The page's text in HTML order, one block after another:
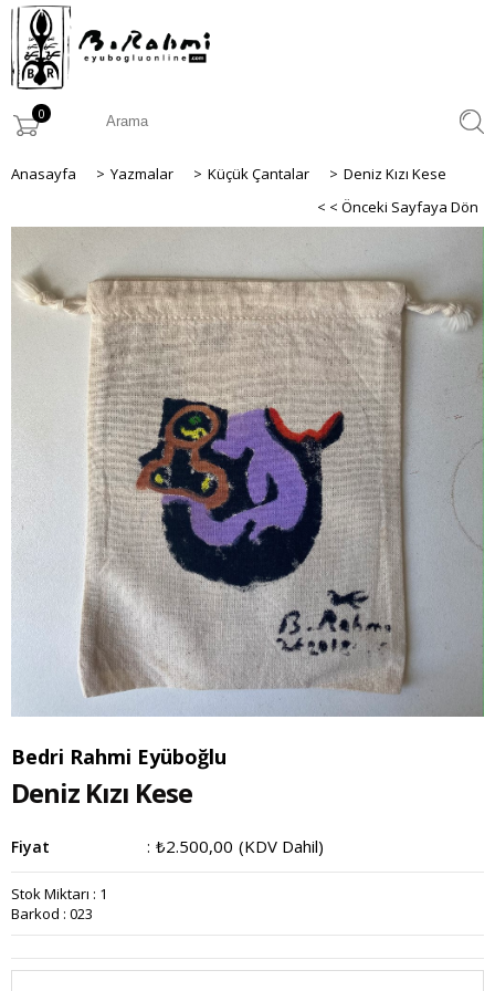
0
Anasayfa > Yazmalar > Küçük Çantalar > Deniz Kızı Kese
< < Önceki Sayfaya Dön
Bedri Rahmi Eyüboğlu
Deniz Kızı Kese
Fiyat : ₺2.500,00 (KDV Dahil)
Stok Miktarı : 1
Barkod : 023